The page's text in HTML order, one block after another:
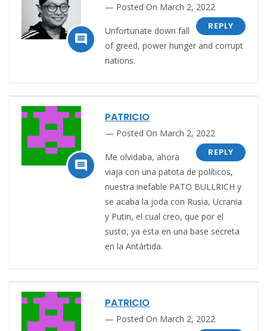

Posted On March 2, 2022
REPLY
Unfortunate down fall
of greed, power hunger and corrupt
nations.

PATRICIO
Posted On March 2, 2022
REPLY
Me olvidaba, ahora
viaja con una patota de políticos,
nuestra inefable PATO BULLRICH y
se acaba la joda con Rusia, Ucrania
y Putin, el cual creo, que por el
susto, ya esta en una base secreta
en la Antártida.
PATRICIO
Posted On March 2, 2022